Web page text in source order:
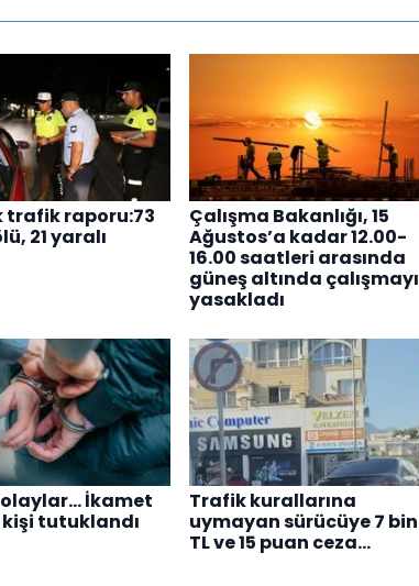
trafik raporu:73
21 yaralı
Çalışma Bakanlığı, 15
Ağustos’a kadar 12.00-
16.00 saatleri arasında
güneş altında çalışmayı
yasakladı
olaylar… İkamet
kişi tutuklandı
Trafik kurallarına
uymayan sürücüye 7 bin
TL ve 15 puan ceza…